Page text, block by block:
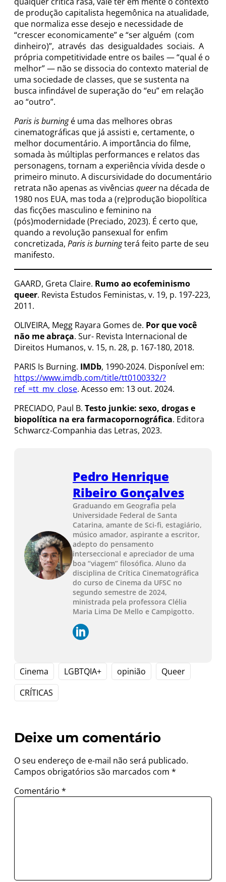
de produção capitalista hegemônica na atualidade,
que normaliza esse desejo e necessidade de
“crescer economicamente” e “ser alguém (com
dinheiro)”, através das desigualdades sociais. A
própria competitividade entre os bailes — “qual é o
melhor” — não se dissocia do contexto material de
uma sociedade de classes, que se sustenta na
busca infindável de superação do “eu” em relação
ao “outro”.
Paris is burningé uma das melhores obras
cinematográficas que já assisti e, certamente, o
melhor documentário. A importância do filme,
somada às múltiplas performances e relatos das
personagens, tornam a experiência vívida desde o
primeiro minuto. A discursividade do documentário
retrata não apenas as vivências queerna década de
1980 nos EUA, mas toda a (re)produção biopolítica
das ficções masculino e feminino na
(pós)modernidade (Preciado, 2023). É certo que,
quando a revolução pansexual for enfim
concretizada, Paris is burningterá feito parte de seu
manifesto.
GAARD, Greta Claire. Rumo ao ecofeminismo
queer. Revista Estudos Feministas, v. 19, p. 197-223,
2011.
OLIVEIRA, Megg Rayara Gomes de. Por que você
não me abraça. Sur- Revista Internacional de
Direitos Humanos, v. 15, n. 28, p. 167-180, 2018.
PARIS Is Burning. IMDb, 1990-2024. Disponível em:
https://www.imdb.com/title/tt0100332/?
ref_=tt_mv_close. Acesso em: 13 out. 2024.
PRECIADO, Paul B. Testo junkie: sexo, drogas e
biopolítica na era farmacopornográfica. Editora
Schwarcz-Companhia das Letras, 2023.
Pedro Henrique
Ribeiro Gonçalves
Graduando em Geografia pela
Universidade Federal de Santa
Catarina, amante de Sci-fi, estagiário,
músico amador, aspirante a escritor,
adepto do pensamento
interseccional e apreciador de uma
boa “viagem” filosófica. Aluno da
disciplina de Crítica Cinematográfica
do curso de Cinema da UFSC no
segundo semestre de 2024,
ministrada pela professora Clélia
Maria Lima De Mello e Campigotto.
Cinema LGBTQIA+ opinião
Queer
CRÍTICAS
Deixe um comentário
O seu endereço de e-mail não será publicado.
Campos obrigatórios são marcados com *
Comentário *